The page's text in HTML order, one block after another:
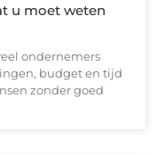
u moet weten
ondernemers
budget en tijd
zonder goed